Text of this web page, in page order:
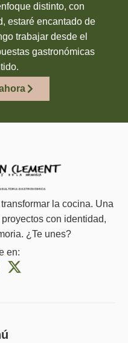
distinto, con
estaré encantado de
trabajar desde el
gastronómicas
la cocina. Una
con identidad,
¿Te unes?
en: